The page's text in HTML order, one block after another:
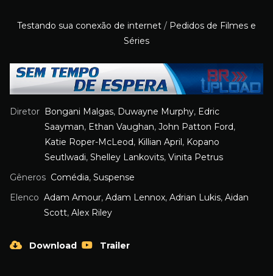
Testando sua conexão de internet / Pedidos de Filmes e
Séries
Diretor Bongani Malgas, Duwayne Murphy, Edric
Saayman, Ethan Vaughan, John Patton Ford,
Katie Roper-McLeod, Killian April , Kopano
Seutlwadi, Shelley Lankovits, Vinita Petrus
Gêneros Comédia, Suspense
Elenco Adam Amour, Adam Lennox, Adrian Lukis, Aidan
Scott, Alex Riley
Download Trailer